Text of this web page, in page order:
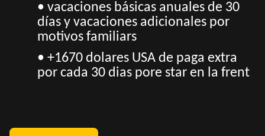
• vacaciones básicas anuales de 30
días y vacaciones adicionales por
motivos familiars
• +1670 dolares USA de paga extra
por cada 30 dias pore star en la frent